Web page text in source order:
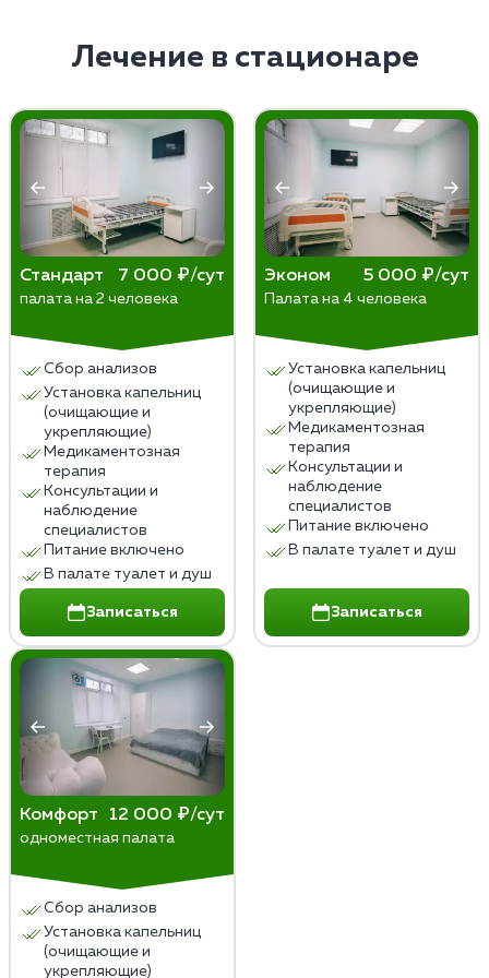
паникой, что в тяжелых случаях требует вызова
реанимации.
врачи рекомендуют начинать с 1 года, так как это
оптимальное время для формирования привычки
Лечение в стационаре
Стандарт 7 000 ₽/сут
палата на 2 человека
Сбор анализов
Установка капельниц
(очищающие и
укрепляющие)
Медикаментозная
терапия
Консультации и
наблюдение
специалистов
Питание включено
В палате туалет и душ
Записаться
Эконом 5 000 ₽/сут
Палата на 4 человека
Установка капельниц
(очищающие и
укрепляющие)
Медикаментозная
терапия
Консультации и
наблюдение
специалистов
Питание включено
В палате туалет и душ
Записаться
Комфорт 12 000 ₽/сут
одноместная палата
Сбор анализов
Установка капельниц
(очищающие и
укрепляющие)